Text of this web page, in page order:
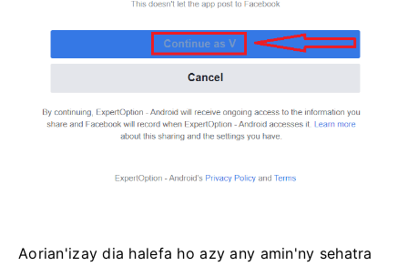
Aorian'izay dia halefa ho azy any amin'ny sehatra